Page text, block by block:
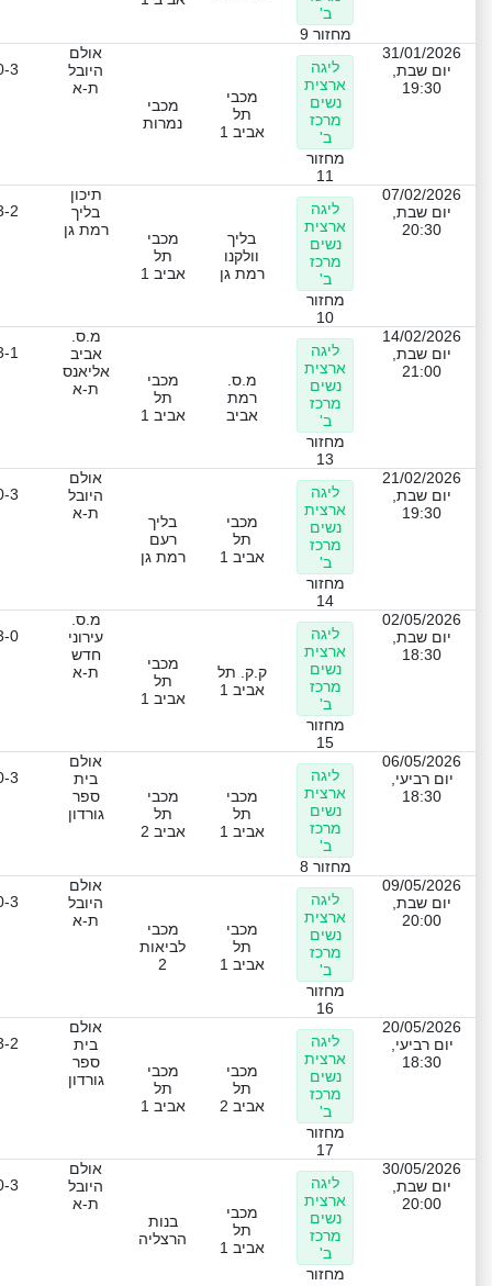
ב'
מחזור 9
31/01/2026
יום שבת,
19:30
ליגה
ארצית
נשים
מרכז
ב'
מחזור
11
מכבי
תל
אביב 1
מכבי
נמרות
אולם
היובל
ת-א
3
07/02/2026
יום שבת,
20:30
ליגה
ארצית
נשים
מרכז
ב'
מחזור
10
בליך
וולקנו
רמת גן
מכבי
תל
אביב 1
תיכון
בליך
רמת גן
2
14/02/2026
יום שבת,
21:00
ליגה
ארצית
נשים
מרכז
ב'
מחזור
13
מ.ס.
רמת
אביב
מכבי
תל
אביב 1
מ.ס.
אביב
אליאנס
ת-א
1
21/02/2026
יום שבת,
19:30
ליגה
ארצית
נשים
מרכז
ב'
מחזור
14
מכבי
תל
אביב 1
בליך
רעם
רמת גן
אולם
היובל
ת-א
3
02/05/2026
יום שבת,
18:30
ליגה
ארצית
נשים
מרכז
ב'
מחזור
15
ק.ק. תל
אביב 1
מכבי
תל
אביב 1
מ.ס.
עירוני
חדש
ת-א
0
06/05/2026
יום רביעי,
18:30
ליגה
ארצית
נשים
מרכז
ב'
מחזור 8
מכבי
תל
אביב 1
מכבי
תל
אביב 2
אולם
בית
ספר
גורדון
3
09/05/2026
יום שבת,
20:00
ליגה
ארצית
נשים
מרכז
ב'
מחזור
16
מכבי
תל
אביב 1
מכבי
לביאות
2
אולם
היובל
ת-א
3
20/05/2026
יום רביעי,
18:30
ליגה
ארצית
נשים
מרכז
ב'
מחזור
17
מכבי
תל
אביב 2
מכבי
תל
אביב 1
אולם
בית
ספר
גורדון
2
30/05/2026
יום שבת,
20:00
ליגה
ארצית
נשים
מרכז
ב'
מחזור
מכבי
תל
אביב 1
בנות
הרצליה
אולם
היובל
ת-א
3